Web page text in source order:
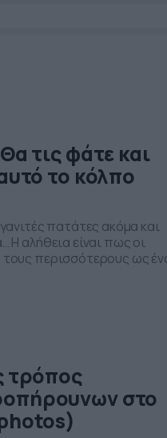
τις φάτε και
το κόλπο
πατάτες ακόμα και
Η αλήθεια είναι πως οι
περισσότερους ως
τρόπος
στο